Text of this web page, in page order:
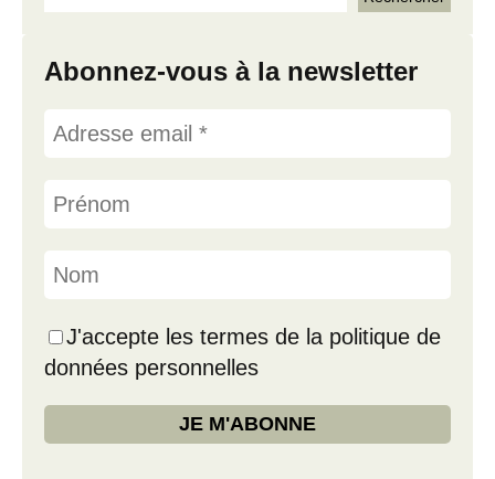
Abonnez-vous à la newsletter
J'accepte les termes de la politique de
données personnelles